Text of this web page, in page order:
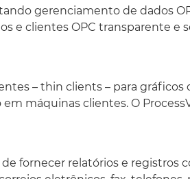
Core™ e à tecnologia
administradores de
e fornecer
O gerenciamento de
expressões,
gerenciamento de dados
e clientes OPC transparente e
– thin clients – para gráficos
máquinas clientes. O
fornecer relatórios e registros